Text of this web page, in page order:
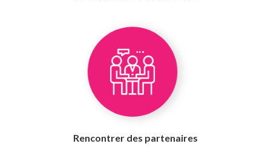
Rencontrer des partenaires